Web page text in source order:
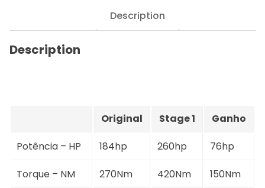
Description
Description
Original Stage 1 Ganho
Potência – HP 184hp 260hp 76hp
Torque – NM 270Nm 420Nm 150Nm